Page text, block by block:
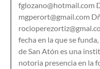
fglozano@hotmail.com
mgperort@gmail.com
fecha en la que se
de San Atón es una
notoria presencia en la